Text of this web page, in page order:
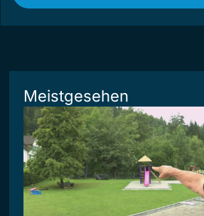
Meistgesehen